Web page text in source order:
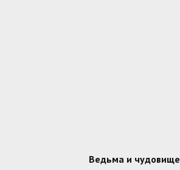
Ведьма и чудовище